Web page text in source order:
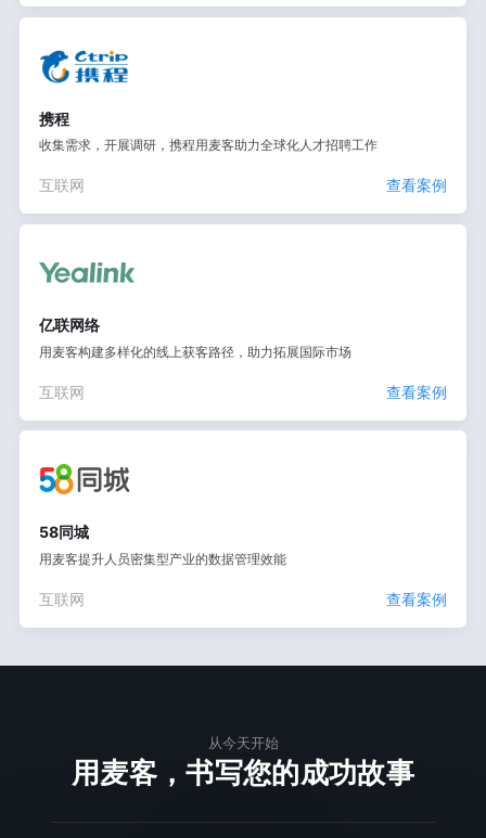
携程
收集需求，开展调研，携程用麦客助力全球化人才招聘工作
互联网 查看案例
亿联网络
用麦客构建多样化的线上获客路径，助力拓展国际市场
互联网 查看案例
58同城
用麦客提升人员密集型产业的数据管理效能
互联网 查看案例
从今天开始
用麦客，书写您的成功故事